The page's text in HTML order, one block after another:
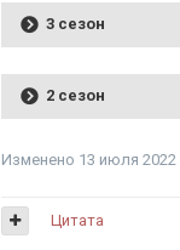
3 сезон
2 сезон
Изменено 13 июля 2022
Цитата